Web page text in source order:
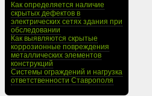
Как определяется наличие
скрытых дефектов в
электрических сетях здания при
обследовании
Как выявляются скрытые
коррозионные повреждения
металлических элементов
конструкций
Системы ограждений и нагрузка
ответственности Ставрополя